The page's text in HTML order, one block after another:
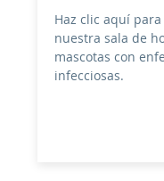
Haz clic aquí
nuestra sala de
mascotas con
infecciosas.